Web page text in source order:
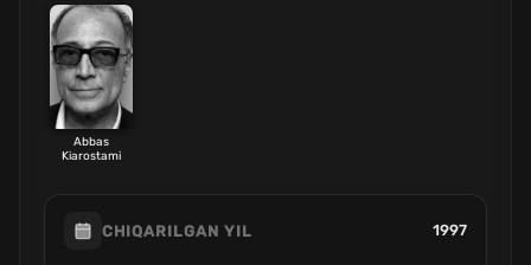
Abbas
Kiarostami
CHIQARILGAN YIL 1997